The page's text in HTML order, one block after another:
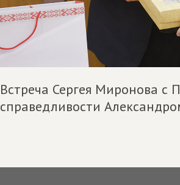
Встреча Сергея Миронова с
справедливости